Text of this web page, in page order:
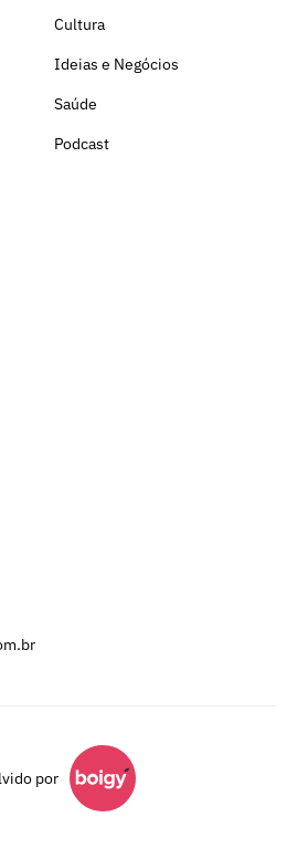
Cultura
Ideias e Negócios
Saúde
Podcast
por